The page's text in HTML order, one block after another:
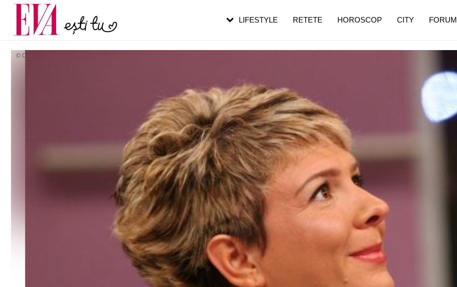
© Copyright:
LIFESTYLE RETETE HOROSCOP CITY FORUM
Carieră
Actualitate
pe măsură ce înaintezi în vârstă